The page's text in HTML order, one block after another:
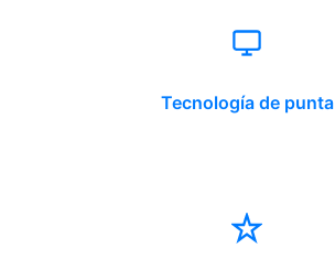
Tecnología de punta